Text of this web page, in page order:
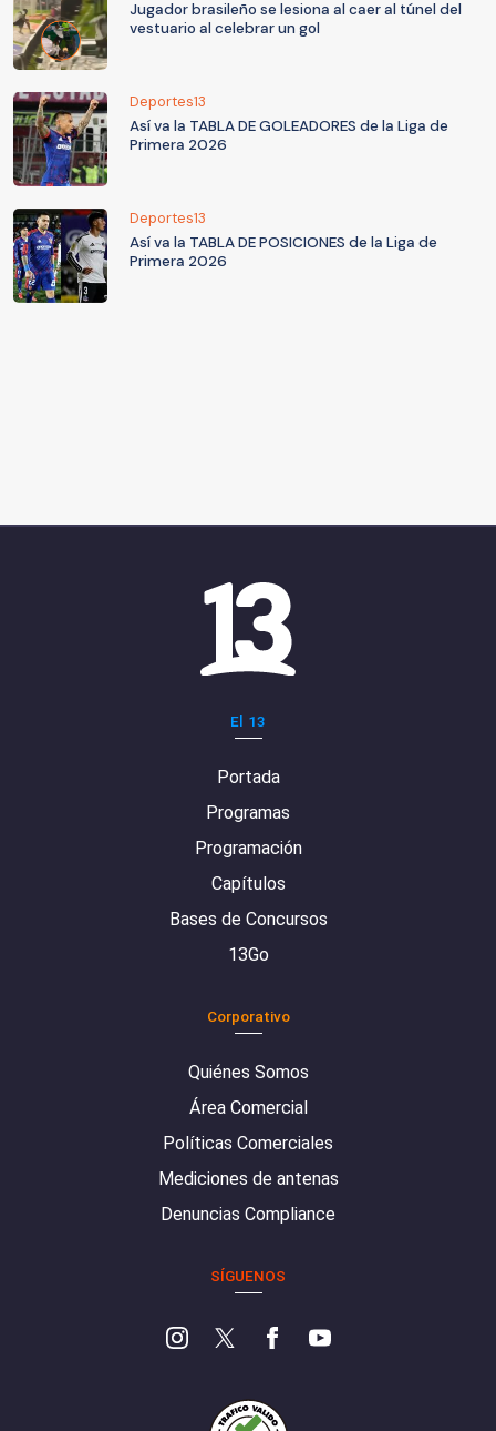
Jugador brasileño se lesiona al caer al túnel del
vestuario al celebrar un gol
Deportes13
Así va la TABLA DE GOLEADORES de la Liga de
Primera 2026
Deportes13
Así va la TABLA DE POSICIONES de la Liga de
Primera 2026
El 13
Portada
Programas
Programación
Capítulos
Bases de Concursos
13Go
Corporativo
Quiénes Somos
Área Comercial
Políticas Comerciales
Mediciones de antenas
Denuncias Compliance
SÍGUENOS